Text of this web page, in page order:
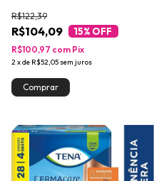
R$104,09
R$122,39
15% OFF
2xde R$52,05 sem juros
R$100,97 com Pix